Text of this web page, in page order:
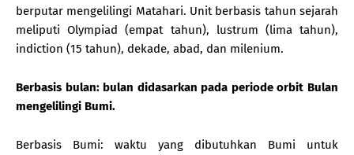
berputar mengelilingi Matahari. Unit berbasis tahun sejarah
meliputi Olympiad (empat tahun), lustrum (lima tahun),
indiction (15 tahun), dekade, abad, dan milenium.
Berbasis bulan: bulan didasarkan pada periode orbit Bulan
mengelilingi Bumi.
Berbasis Bumi: waktu yang dibutuhkan Bumi untuk